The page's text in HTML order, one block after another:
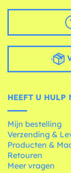
HEEFT U HULP
Mijn bestelling
Verzending &
Producten &
Retouren
Meer vragen